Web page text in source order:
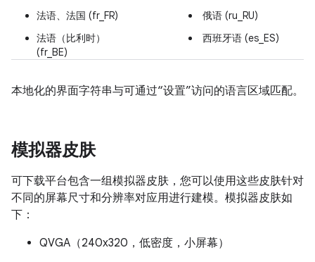
法语、法国 (fr_FR)
法语（比利时）
(fr_BE)
俄语 (ru_RU)
西班牙语 (es_ES)
本地化的界面字符串与可通过“设置”访问的语言区域匹配。
模拟器皮肤
可下载平台包含一组模拟器皮肤，您可以使用这些皮肤针对
不同的屏幕尺寸和分辨率对应用进行建模。模拟器皮肤如
下：
QVGA（240x320，低密度，小屏幕）